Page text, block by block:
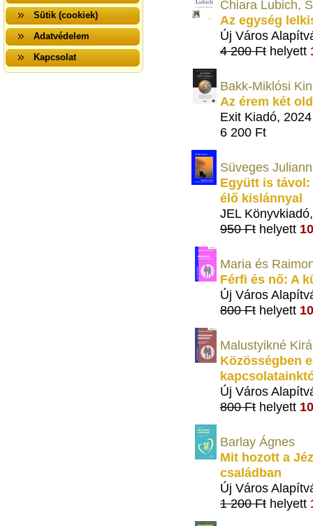
Sütik (cookiek)
Adatvédelem
Kapcsolat
Chiara Lubich,
Az egység
Új Város
4 200 Ft helyett
Bakk-Miklósi
Az érem két
Exit Kiadó, 2024
6 200 Ft
Süveges
Együtt is
élő kislánnyal
JEL
950 Ft helyett
Maria és
Férfi és nő: A
Új Város
800 Ft helyett
Malustyikné
Közösségben
Új Város
800 Ft helyett
Barlay Ágnes
Mit hozott a
családban
Új Város
1 200 Ft helyett